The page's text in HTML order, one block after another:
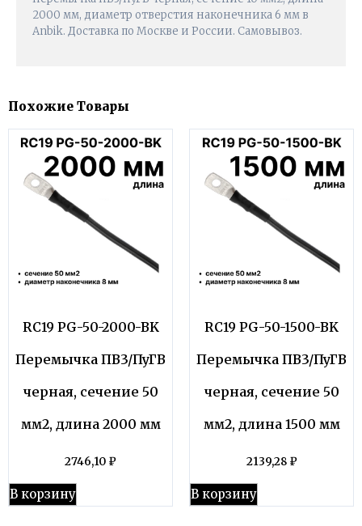
2000 мм, диаметр отверстия наконечника 6 мм в
Anbik. Доставка по Москве и России. Самовывоз.
Похожие Товары
RC19 PG-50-2000-BK
Перемычка ПВ3/ПуГВ
черная, сечение 50
мм2, длина 2000 мм
2746,10 ₽
В корзину
RC19 PG-50-1500-BK
Перемычка ПВ3/ПуГВ
черная, сечение 50
мм2, длина 1500 мм
2139,28 ₽
В корзину